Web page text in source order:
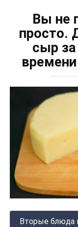
Вы не
просто.
сыр
Вторые блюда